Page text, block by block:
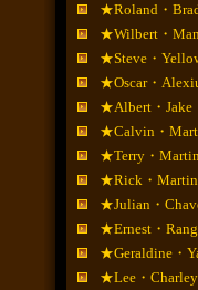
★Roland・
★Wilbert・
★Steve・
★Oscar・
★Albert・Jake
★Calvin・
★Terry・
★Rick・
★Julian・
★Ernest・
★Geraldine・
★Lee・